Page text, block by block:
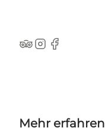
TripAdvisor
Instagram
Facebook
Mehr erfahren